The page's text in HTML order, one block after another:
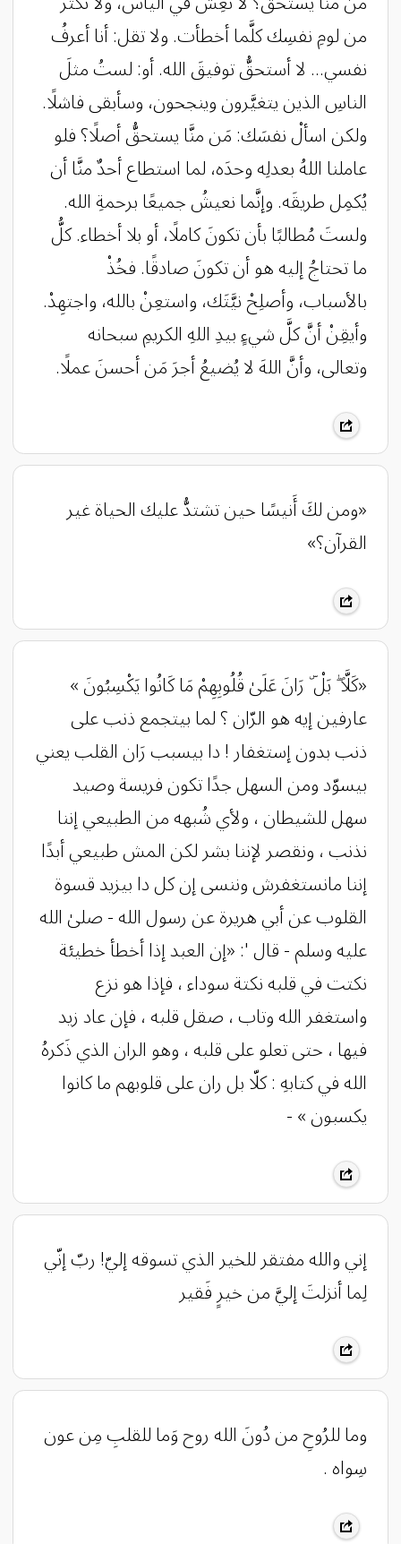
من لومِ نفسِك كلَّما أخطأت. ولا تقل: أنا أعرفُ
نفسي... لا أستحقُّ توفيقَ الله. أو: لستُ مثلَ
الناسِ الذين يتغيَّرون وينجحون، وسأبقى فاشلًا.
ولكن اسألْ نفسَك: مَن منَّا يستحقُّ أصلًا؟ فلو
عاملنا اللهُ بعدلِه وحدَه، لما استطاع أحدٌ منَّا أن
يُكمِل طريقَه. وإنَّما نعيشُ جميعًا برحمةِ الله.
ولستَ مُطالبًا بأن تكونَ كاملًا، أو بلا أخطاء. كلُّ
ما تحتاجُ إليه هو أن تكونَ صادقًا. فخُذْ
بالأسباب، وأصلِحْ نيَّتَك، واستعِنْ بالله، واجتهِدْ.
وأيقِنْ أنَّ كلَّ شيءٍ بيدِ اللهِ الكريمِ سبحانه
وتعالى، وأنَّ اللهَ لا يُضيعُ أجرَ مَن أحسنَ عملًا.
‏«ومن لكَ أَنيسًا حين تشتدُّ عليك الحياة غير
القرآن؟»
«‏كَلَّا ۖ بَلْ ۜ رَانَ عَلَىٰ قُلُوبِهِمْ مَا كَانُوا يَكْسِبُونَ »
عارفين إيه هو الرّان ؟ لما بيتجمع ذنب على
ذنب بدون إستغفار ! دا بيسبب رَان القلب يعني
بيسوّد ومن السهل جدًا تكون فريسة وصيد
سهل للشيطان ، ولأي شُبهه من الطبيعي إننا
نذنب ، ونقصر لإننا بشر لكن المش طبيعي أبدًا
إننا مانستغفرش وننسى إن كل دا بيزيد قسوة
القلوب عن أبي هريرة عن رسول الله - صلىٰ الله
عليه وسلم - قال ': «إن العبد إذا أخطأ خطيئة
نكتت في قلبه نكتة سوداء ، فإذا هو نزع
واستغفر الله وتاب ، صقل قلبه ، فإن عاد زيد
فيها ، حتى تعلو على قلبه ، وهو الران الذي ذَكرهُ
الله في كتابهِ : كلّا بل ران على قلوبهم ما كانوا
يكسبون » -
إني والله مفتقر للخير الذي تسوقه إليّ! ربّ إنّي
لِما أنزلتَ إليَّ من خيرٍ فَقير
وما للرُوحِ من دُونَ الله روح وَما للقلبِ مِن عون
سِواه .